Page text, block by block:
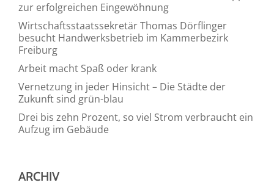
zur erfolgreichen Eingewöhnung
Wirtschaftsstaatssekretär Thomas Dörflinger
besucht Handwerksbetrieb im Kammerbezirk
Freiburg
Arbeit macht Spaß oder krank
Vernetzung in jeder Hinsicht – Die Städte der
Zukunft sind grün-blau
Drei bis zehn Prozent, so viel Strom verbraucht ein
Aufzug im Gebäude
ARCHIV